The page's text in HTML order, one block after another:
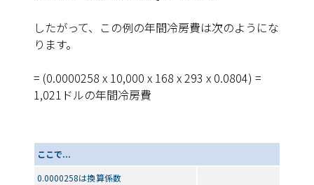
したがって、この例の年間冷房費は次のようにな
ります。
= (0.0000258 x 10,000 x 168 x 293 x 0.0804) =
1,021ドルの年間冷房費
ここで...
0.0000258は換算係数